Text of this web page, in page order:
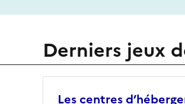
Derniers jeux
Les centres